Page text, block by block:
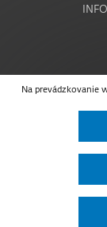
Na prevádzkovanie